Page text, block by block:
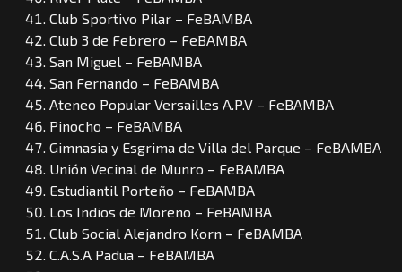
Club Sportivo Pilar – FeBAMBA
Club 3 de Febrero – FeBAMBA
San Miguel – FeBAMBA
San Fernando – FeBAMBA
Ateneo Popular Versailles A.P.V – FeBAMBA
Pinocho – FeBAMBA
Gimnasia y Esgrima de Villa del Parque – FeBAMBA
Unión Vecinal de Munro – FeBAMBA
Estudiantil Porteño – FeBAMBA
Los Indios de Moreno – FeBAMBA
Club Social Alejandro Korn – FeBAMBA
C.A.S.A Padua – FeBAMBA